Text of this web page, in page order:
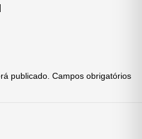
publicado. Campos obrigatórios